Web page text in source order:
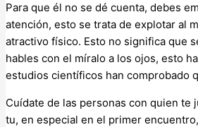
Para que él no se dé cuenta, debes
atención, esto se trata de explotar al
atractivo físico. Esto no significa que
hables con el míralo a los ojos, esto
estudios científicos han comprobado
Cuídate de las personas con quien te
tu, en especial en el primer